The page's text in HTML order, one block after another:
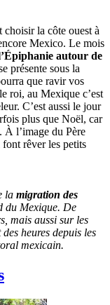
la côte ouest à
Mexico. Le mois
autour de
présente sous la
que ravir vos
roi, au Mexique c’est
C’est aussi le jour
plus que Noël, car
À l’image du Père
rêver les petits
la migration des
du Mexique. De
mais aussi sur les
heures depuis les
mexicain.